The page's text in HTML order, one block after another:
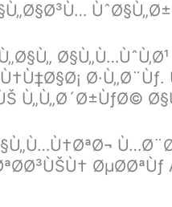
Ù„Ù„Ø´Ø±ÙƒØ©
ØµØ­ØªÙƒ